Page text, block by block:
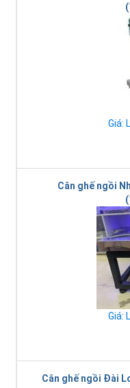
Giá:
Cân ghế ngồi
Giá:
Cân ghế ngồi Đài